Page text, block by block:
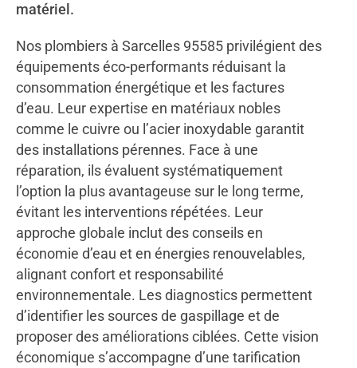
matériel.
Nos plombiers à Sarcelles 95585 privilégient des
équipements éco-performants réduisant la
consommation énergétique et les factures
d’eau. Leur expertise en matériaux nobles
comme le cuivre ou l’acier inoxydable garantit
des installations pérennes. Face à une
réparation, ils évaluent systématiquement
l’option la plus avantageuse sur le long terme,
évitant les interventions répétées. Leur
approche globale inclut des conseils en
économie d’eau et en énergies renouvelables,
alignant confort et responsabilité
environnementale. Les diagnostics permettent
d’identifier les sources de gaspillage et de
proposer des améliorations ciblées. Cette vision
économique s’accompagne d’une tarification